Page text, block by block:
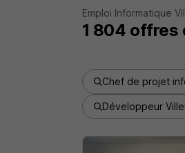
Emploi Informatique
1 804 offres
Chef de projet
Développeur